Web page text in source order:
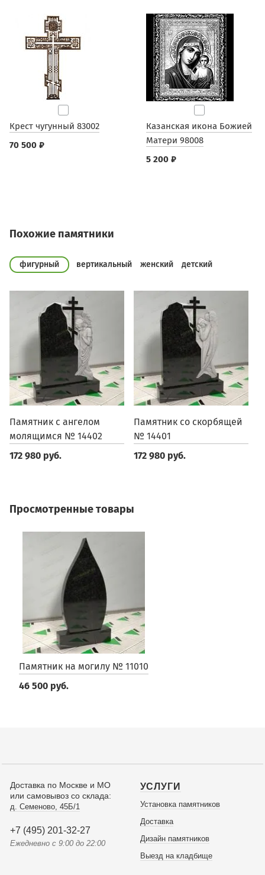
Крест чугунный 83002
70 500 ₽
Казанская икона Божией
Матери 98008
5 200 ₽
Похожие памятники
фигурный вертикальный женский детский
Памятник с ангелом
молящимся № 14402
172 980 руб.
Памятник со скорбящей
№ 14401
172 980 руб.
Просмотренные товары
Памятник на могилу № 11010
46 500 руб.
Доставка по Москве и МО
или самовывоз со склада:
д. Семеново, 45Б/1
+7 (495) 201-32-27
Ежедневно с 9:00 до 22:00
УСЛУГИ
Установка памятников
Доставка
Дизайн памятников
Выезд на кладбище